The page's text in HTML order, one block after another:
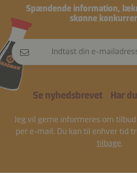
Spændende information,
skønne
Indtast din e-
Se nyhedsbrevet Har
Jeg vil gerne informeres om
per e-mail. Du kan til enhver tid
tilbage.